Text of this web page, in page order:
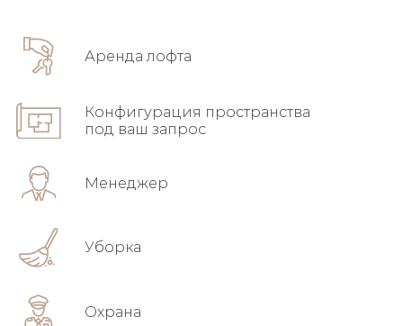
Аренда лофта
Конфигурация пространства
под ваш запрос
Менеджер
Уборка
Охрана